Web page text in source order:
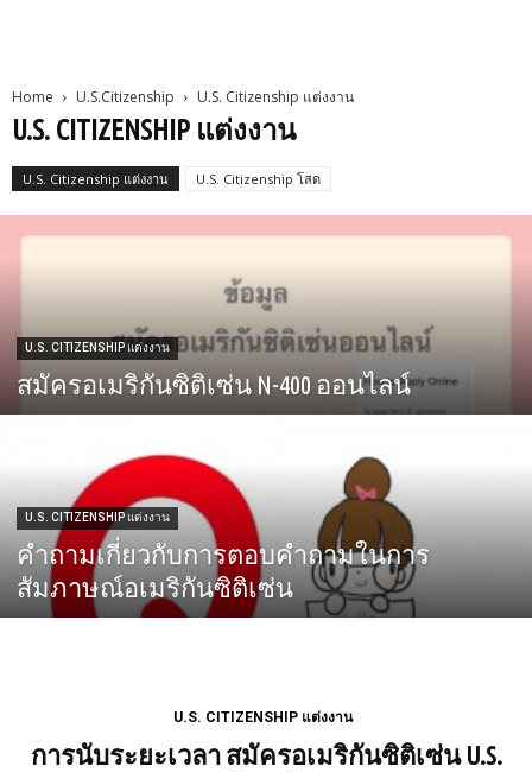
Home U.S.Citizenship U.S. Citizenship แต่งงาน
U.S. CITIZENSHIP แต่งงาน
U.S. Citizenship แต่งงาน U.S. Citizenship โสด
U.S. CITIZENSHIP แต่งงาน
สมัครอเมริกันซิติเซ่น N-400 ออนไลน์
U.S. CITIZENSHIP แต่งงาน
คำถามเกี่ยวกับการตอบคำถามในการ
สัมภาษณ์อเมริกันซิติเซ่น
U.S. CITIZENSHIP แต่งงาน
วีซ่าแต่งงาน K3 & CR1 คนที่มีลูก ต้องการขอ
วีซ่าถาวรให้ลูกด้วย
U.S. CITIZENSHIP แต่งงาน
การนับระยะเวลา สมัครอเมริกันซิติเซ่น U.S.